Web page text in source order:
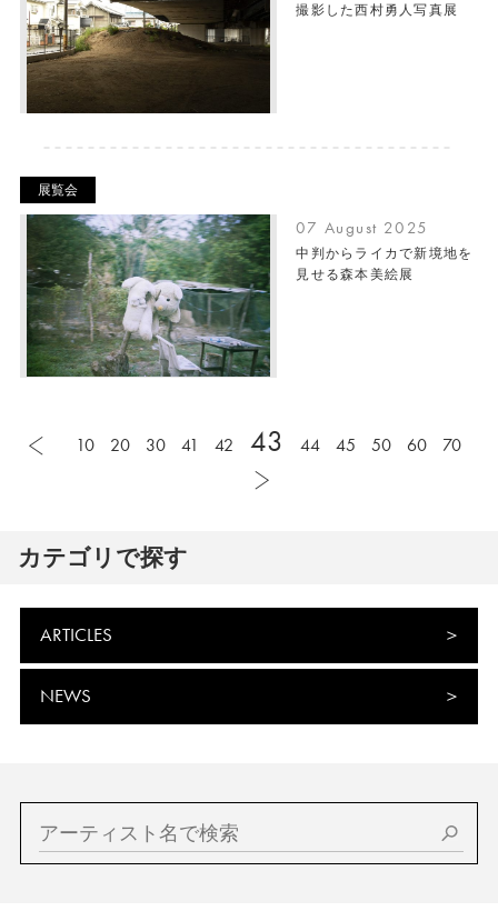
撮影した西村勇人写真展
展覧会
07 August 2025
中判からライカで新境地を
見せる森本美絵展
10 20 30 41 42 43 44 45 50 60 70
カテゴリで探す
ARTICLES
NEWS